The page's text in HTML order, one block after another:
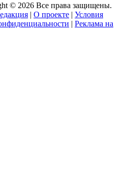
© 2026 Все права защищены.
| О проекте | Условия
| Реклама на